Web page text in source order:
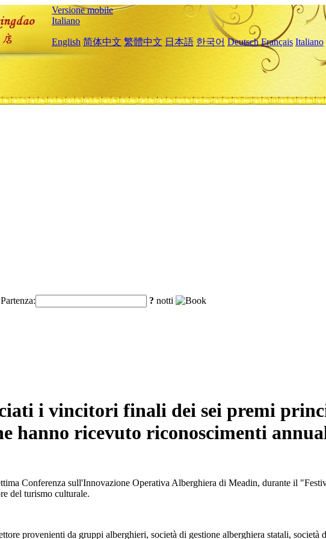
Versione mobile
Italiano
English 简体中文 繁體中文 日本語 한국어 Deutsch Français Italiano
Partenza: ? notti
i vincitori finali dei sei premi
hanno ricevuto riconoscimenti
Conferenza sull'Innovazione Operativa Alberghiera di Meadin, durante il
del turismo culturale.
provenienti da gruppi alberghieri, società di gestione alberghiera statali,